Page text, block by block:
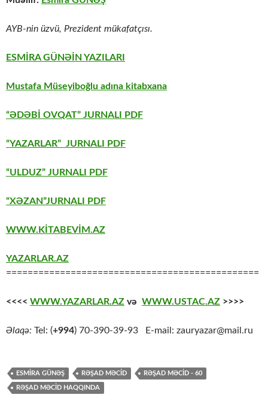
AYB-nin üzvü, Prezident mükafatçısı.
ESMİRA GÜNƏİN YAZILARI
Mustafa Müseyiboğlu adına kitabxana
“ƏDƏBİ OVQAT” JURNALI PDF
“YAZARLAR” JURNALI PDF
“ULDUZ” JURNALI PDF
“XƏZAN”JURNALI PDF
WWW.KİTABEVİM.AZ
YAZARLAR.AZ
===============================================
<<<< WWW.YAZARLAR.AZ və WWW.USTAC.AZ >>>>
Əlaqə: Tel: (+994) 70-390-39-93 E-mail: zauryazar@mail.ru
ESMIRA GÜNƏŞ RƏŞAD MƏCİD RƏŞAD MƏCİD - 60
RƏŞAD MƏCİD HAQQINDA